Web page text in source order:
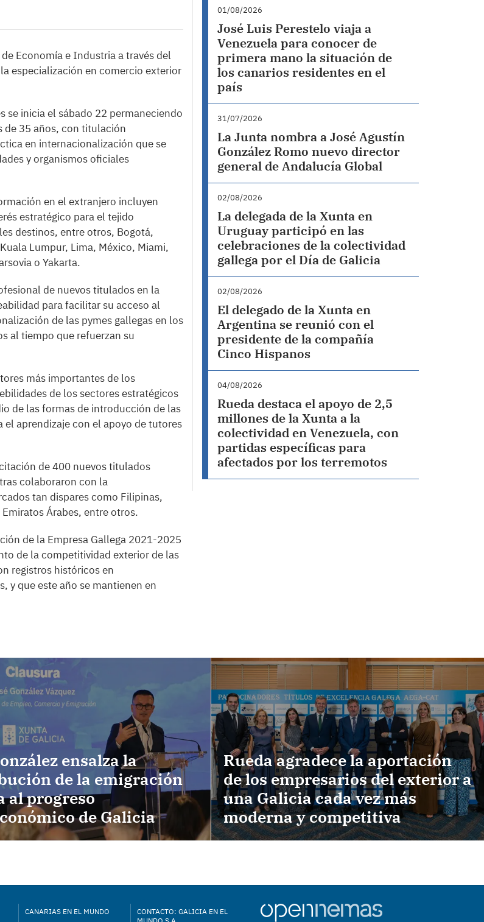
Economía e Industria a través del
especialización en comercio exterior
se inicia el sábado 22 permaneciendo
de 35 años, con titulación
en internacionalización que se
y organismos oficiales
en el extranjero incluyen
estratégico para el tejido
destinos, entre otros, Bogotá,
Lumpur, Lima, México, Miami,
o Yakarta.
de nuevos titulados en la
para facilitar su acceso al
de las pymes gallegas en los
al tiempo que refuerzan su
más importantes de los
de los sectores estratégicos
de las formas de introducción de las
aprendizaje con el apoyo de tutores
de 400 nuevos titulados
colaboraron con la
tan dispares como Filipinas,
Árabes, entre otros.
de la Empresa Gallega 2021-2025
de la competitividad exterior de las
registros históricos en
y que este año se mantienen en
01/08/2026
José Luis Perestelo viaja a
Venezuela para conocer de
primera mano la situación de
los canarios residentes en el
país
31/07/2026
La Junta nombra a José Agustín
González Romo nuevo director
general de Andalucía Global
02/08/2026
La delegada de la Xunta en
Uruguay participó en las
celebraciones de la colectividad
gallega por el Día de Galicia
02/08/2026
El delegado de la Xunta en
Argentina se reunió con el
presidente de la compañía
Cinco Hispanos
04/08/2026
Rueda destaca el apoyo de 2,5
millones de la Xunta a la
colectividad en Venezuela, con
partidas específicas para
afectados por los terremotos
ensalza la
de la emigración
al progreso
de Galicia
Rueda agradece la aportación
de los empresarios del exterior a
una Galicia cada vez más
moderna y competitiva
CANARIAS EN EL MUNDO
CONTACTO: GALICIA EN EL